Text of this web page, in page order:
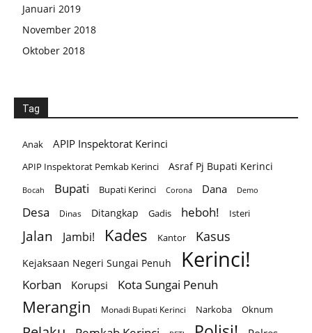
Januari 2019
November 2018
Oktober 2018
Tag
Anak APIP Inspektorat Kerinci
APIP Inspektorat Pemkab Kerinci Asraf Pj Bupati Kerinci
Bocah Bupati Bupati Kerinci Corona Dana Demo
Desa Dinas Ditangkap Gadis heboh! Isteri
Jalan Jambi! Kades Kantor Kasus
Kejaksaan Negeri Sungai Penuh Kerinci!
Korban Korupsi Kota Sungai Penuh
Merangin Monadi Bupati Kerinci Narkoba Oknum